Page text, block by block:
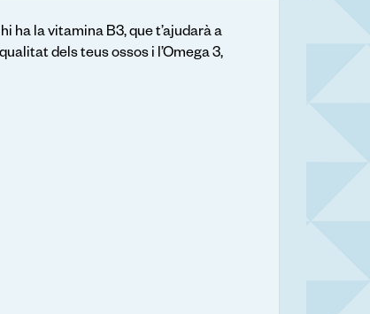
la vitamina B3, que t’ajudarà a
dels teus ossos i l’Omega 3,